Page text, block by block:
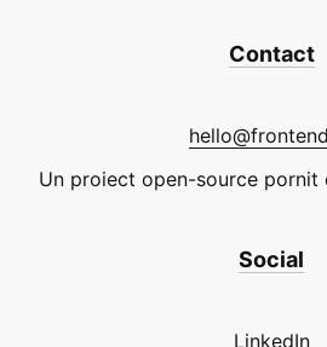
Contact
Un proiect open-source pornit
Social
LinkedIn